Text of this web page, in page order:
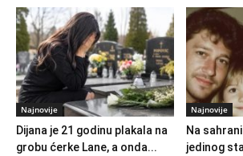
Najnovije
Dijana je 21 godinu plakala na
grobu ćerke Lane, a onda...
Najnovije
Na
jedinog